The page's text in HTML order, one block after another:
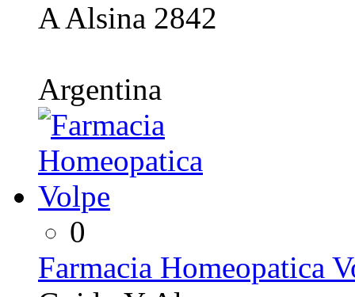
A Alsina 2842
Argentina
0
Farmacia Homeopatica